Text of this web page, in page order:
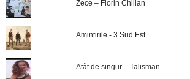
Zece – Florin Chilian
Amintirile - 3 Sud Est
Atât de singur – Talisman